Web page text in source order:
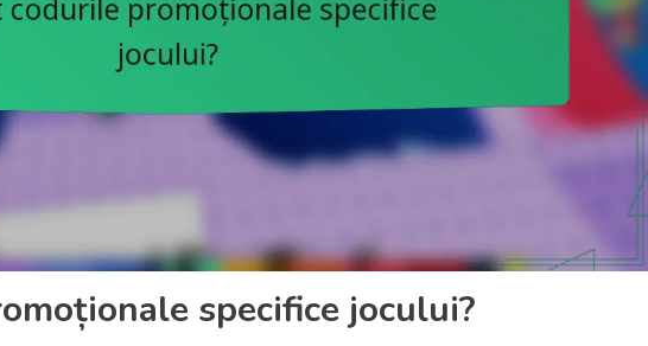
specifice jocului?